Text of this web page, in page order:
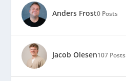
Anders Frost0 Posts
Jacob Olesen107 Posts